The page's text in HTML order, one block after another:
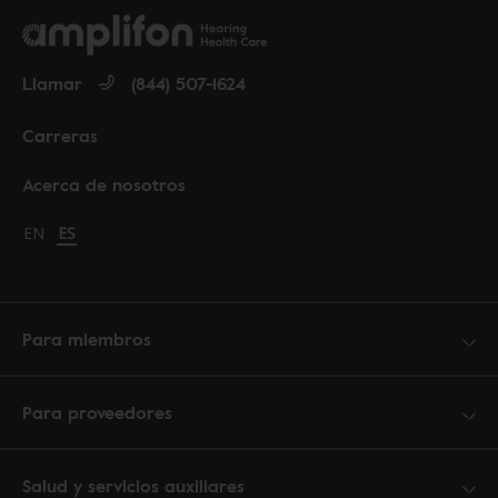
Acerca de nosotros
Carreras
Llamar (844) 507-1624
Change language to English
EN Cambiar idioma a español
ES
Para miembros
Para proveedores
Salud y servicios auxiliares